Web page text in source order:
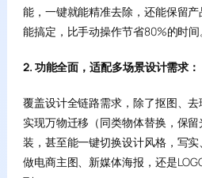
能，一键就能精准去除，还能保留
能搞定，比手动操作节省80%的时间
2. 功能全面，适配多场景设计需求：
覆盖设计全链路需求，除了抠图、去
实现万物迁移（同类物体替换，保
装，甚至能一键切换设计风格，写
做电商主图、新媒体海报，还是